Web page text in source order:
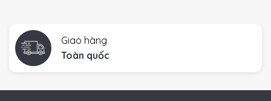
Giao hàng
Toàn quốc